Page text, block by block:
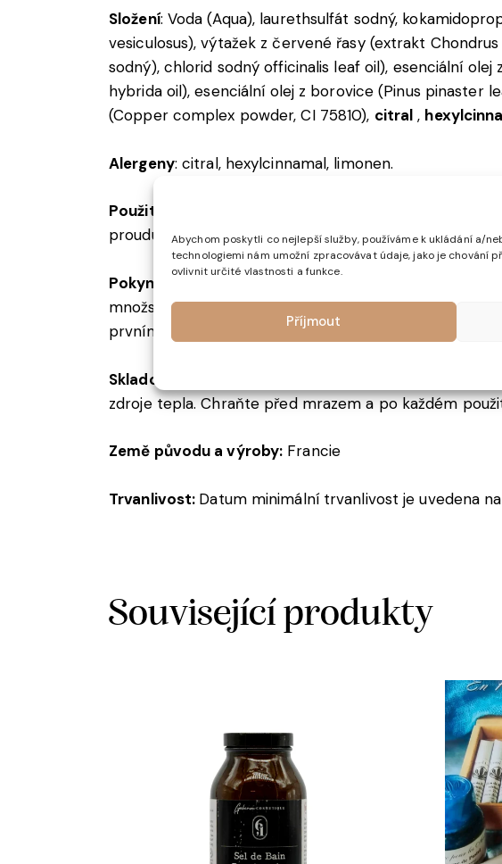
Abychom poskytli co nejlepší služby, používáme k ukládání a/
technologiemi nám umožní zpracovávat údaje, jako je chování
ovlivnit určité vlastnosti a funkce.
Příjmout
Složení: Voda (Aqua), laurethsulfát sodný,
vesiculosus), výtažek z červené řasy (extrakt
sodný), chlorid sodný officinalis leaf oil), esenciální
hybrida oil), esenciální olej z borovice (Pinus pinaster
(Copper complex powder, CI 75810), citral ,
Alergeny:citral, hexylcinnamal, limonen.
Použití
: Při nanášení množství gelu na vlhkou
proudu napouštěné vody, pěnu a po koupeli
Pokyny k bezpečnosti:
množství vody. Nepoužívejte na podrážděnou nebo
prvním použitím provést test snášenlivosti na malé
Skladování
: Skladujte v originálním, dobře
zdroje tepla. Chraňte před mrazem a po každém
Země původu a výroby: Francie
Trvanlivost: Datum minimální trvanlivost je uvedena
Související produkty